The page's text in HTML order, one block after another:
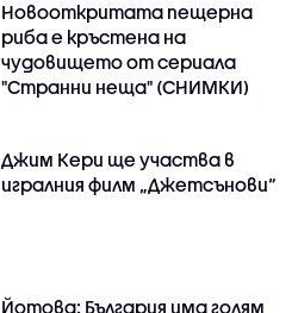
Новооткритата пещерна
риба е кръстена на
чудовището от сериала
"Странни неща" (СНИМКИ)
Джим Кери ще участва в
игралния филм „Джетсънови“
Йотова: България има голям